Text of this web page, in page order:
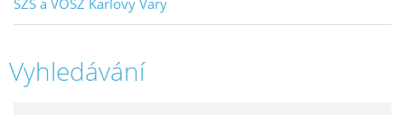
SZŠ a VOŠZ Karlovy Vary
Vyhledávání